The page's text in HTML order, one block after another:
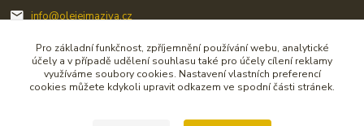
info@olejeimaziva.cz
Pro základní funkčnost, zpříjemnění používání webu, analytické
účely a v případě udělení souhlasu také pro účely cílení reklamy
využíváme soubory cookies. Nastavení vlastních preferencí
cookies můžete kdykoli upravit odkazem ve spodní části stránek.